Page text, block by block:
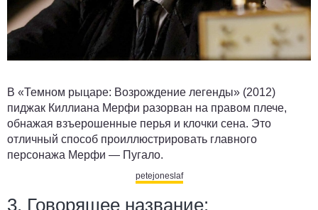
В «Темном рыцаре: Возрождение легенды» (2012)
пиджак Киллиана Мерфи разорван на правом плече,
обнажая взъерошенные перья и клочки сена. Это
отличный способ проиллюстрировать главного
персонажа Мерфи — Пугало.
petejoneslaf
3. Говорящее название: